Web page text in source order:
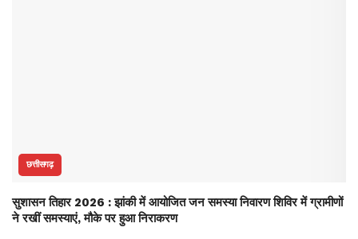
छत्तीसगढ़
सुशासन तिहार 2026 : झांकी में आयोजित जन समस्या निवारण शिविर में ग्रामीणों
ने रखीं समस्याएं, मौके पर हुआ निराकरण